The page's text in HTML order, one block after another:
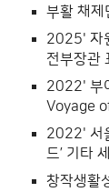
부활 채제
2025' 자
전부장관
2022' 부
Voyage
2022' 서
드’ 기타
창작생활